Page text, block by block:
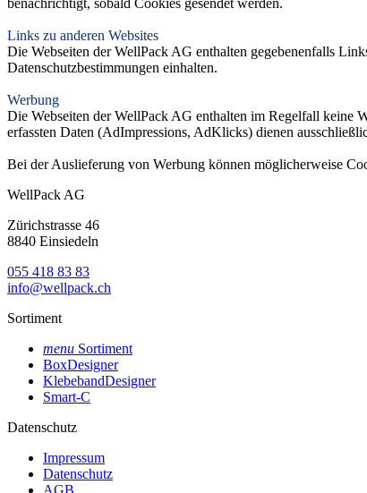
benachrichtigt, sobald Cookies gesendet werden.
Links zu anderen Websites
Die Webseiten der WellPack AG enthalten gegebenenfalls
Datenschutzbestimmungen einhalten.
Werbung
Die Webseiten der WellPack AG enthalten im Regelfall keine
erfassten Daten (AdImpressions, AdKlicks) dienen
Bei der Auslieferung von Werbung können möglicherweise
WellPack AG
Zürichstrasse 46
8840 Einsiedeln
055 418 83 83
info@wellpack.ch
Sortiment
menu Sortiment
BoxDesigner
KlebebandDesigner
Smart-C
Datenschutz
Impressum
Datenschutz
AGB